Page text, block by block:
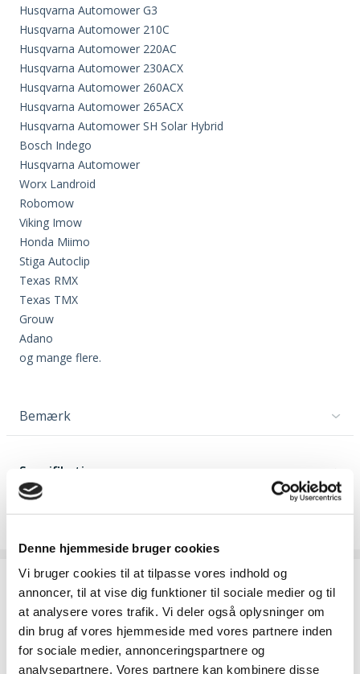
Denne hjemmeside bruger cookies
Vi bruger cookies til at tilpasse vores indhold og
annoncer, til at vise dig funktioner til sociale medier og til
at analysere vores trafik. Vi deler også oplysninger om
din brug af vores hjemmeside med vores partnere inden
for sociale medier, annonceringspartnere og
analysepartnere. Vores partnere kan kombinere disse
Husqvarna Automower G3
Husqvarna Automower 210C
Husqvarna Automower 220AC
Husqvarna Automower 230ACX
Husqvarna Automower 260ACX
Husqvarna Automower 265ACX
Husqvarna Automower SH Solar Hybrid
Bosch Indego
Husqvarna Automower
Worx Landroid
Robomow
Viking Imow
Honda Miimo
Stiga Autoclip
Texas RMX
Texas TMX
Grouw
Adano
og mange flere.
Bemærk
Specifikationer
FUNKTION / UDSTYR
Afgrænsningskabel : 500 m
Fragt
Pakkeshop
39
Privat